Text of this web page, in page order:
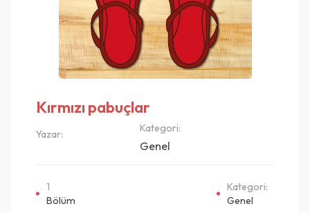
Kırmızı pabuçlar
Yazar: Kategori:
Genel
1
Bölüm
Kategori:
Genel